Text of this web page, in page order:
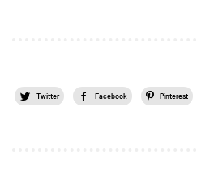
Twitter Facebook Pinterest